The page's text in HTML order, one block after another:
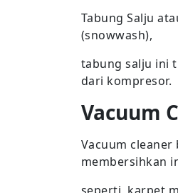
Tabung Salju
(snowwash),
tabung salju ini
dari kompresor.
Vacuum
Vacuum
membersihkan